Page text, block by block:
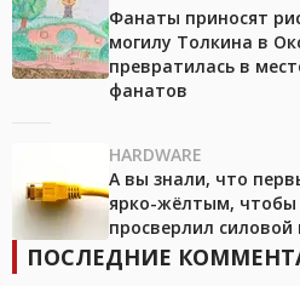
Фанаты приносят
могилу Толкина в
превратилась в
фанатов
HARDWARE
А вы знали, что
ярко-жёлтым, чтобы
просверлил силовой
ПОСЛЕДНИЕ